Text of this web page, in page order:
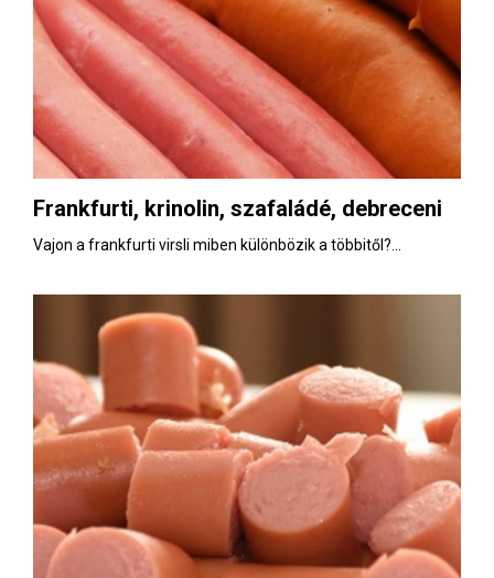
Frankfurti, krinolin, szafaládé, debreceni
Vajon a frankfurti virsli miben különbözik a többitől?...